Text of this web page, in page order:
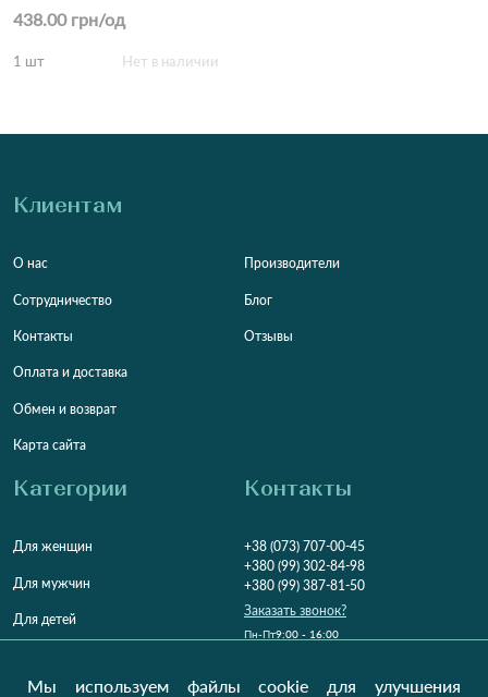
438.00 грн/од
1 шт Нет в наличии
Клиентам
О нас
Сотрудничество
Контакты
Оплата и доставка
Обмен и возврат
Карта сайта
Производители
Блог
Отзывы
Категории
Для женщин
Для мужчин
Для детей
Контакты
+38 (073) 707-00-45
+380 (99) 302-84-98
+380 (99) 387-81-50
Заказать звонок?
Пн-Пт9:00 - 16:00
Мы используем файлы cookie для улучшения